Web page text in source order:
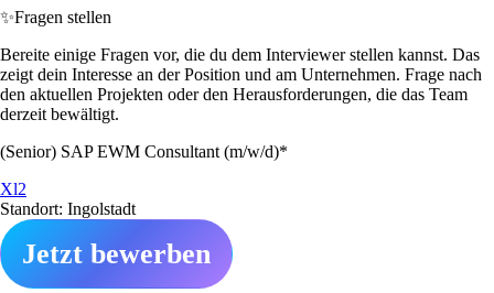
✨Fragen stellen
Bereite einige Fragen vor, die du dem Interviewer stellen kannst. Das
zeigt dein Interesse an der Position und am Unternehmen. Frage nach
den aktuellen Projekten oder den Herausforderungen, die das Team
derzeit bewältigt.
(Senior) SAP EWM Consultant (m/w/d)*
Xl2
Standort: Ingolstadt
Jetzt bewerben